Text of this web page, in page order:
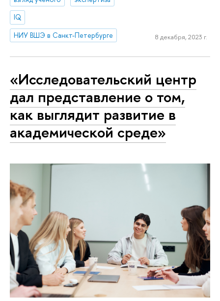
IQ
НИУ ВШЭ в Санкт-Петербурге
8 декабря, 2023 г.
«Исследовательский центр
дал представление о том,
как выглядит развитие в
академической среде»